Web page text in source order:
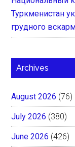
Туркменистан
грудного
Archives
August 2026 (76)
July 2026 (380)
June 2026 (426)